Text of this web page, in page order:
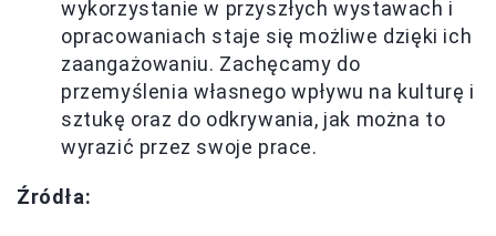
wykorzystanie w przyszłych wystawach i
opracowaniach staje się możliwe dzięki ich
zaangażowaniu. Zachęcamy do
przemyślenia własnego wpływu na kulturę i
sztukę oraz do odkrywania, jak można to
wyrazić przez swoje prace.
Źródła: